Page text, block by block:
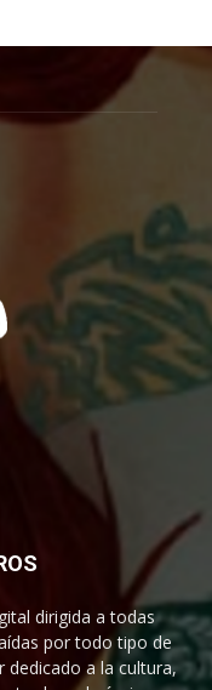
dirigida a todas
por todo tipo de
dedicado a la cultura,